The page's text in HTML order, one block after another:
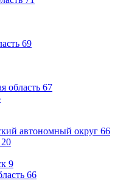
69
область 67
автономный округ 66
20
9
66